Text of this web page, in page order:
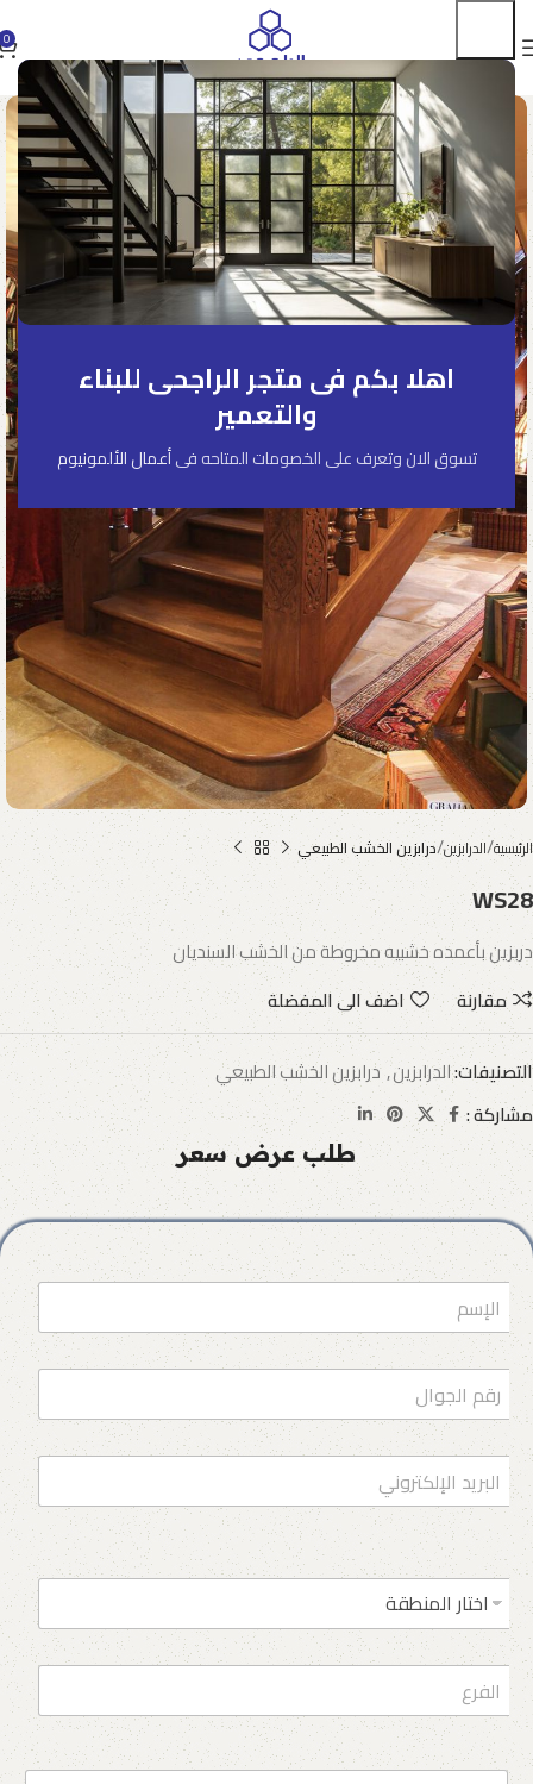
اهلا بكم فى متجر الراجحى للبناء
والتعمير
تسوق الان وتعرف على الخصومات المتاحه فىأعمال الألمونيوم
0
الرئيسية الدرابزين درابزين الخشب الطبيعي
WS28
دربزين بأعمده خشبيه مخروطة من الخشب السنديان
مقارنة
اضف الى المفضلة
التصنيفات:الدرابزين,درابزين الخشب الطبيعي
مشاركة :
طلب عرض سعر